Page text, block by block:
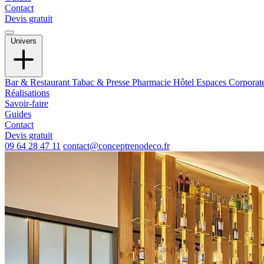
Contact
Devis gratuit
Univers
Bar & Restaurant Tabac & Presse Pharmacie Hôtel Espaces
Réalisations
Savoir-faire
Guides
Contact
Devis gratuit
09 64 28 47 11 contact@conceptrenodeco.fr